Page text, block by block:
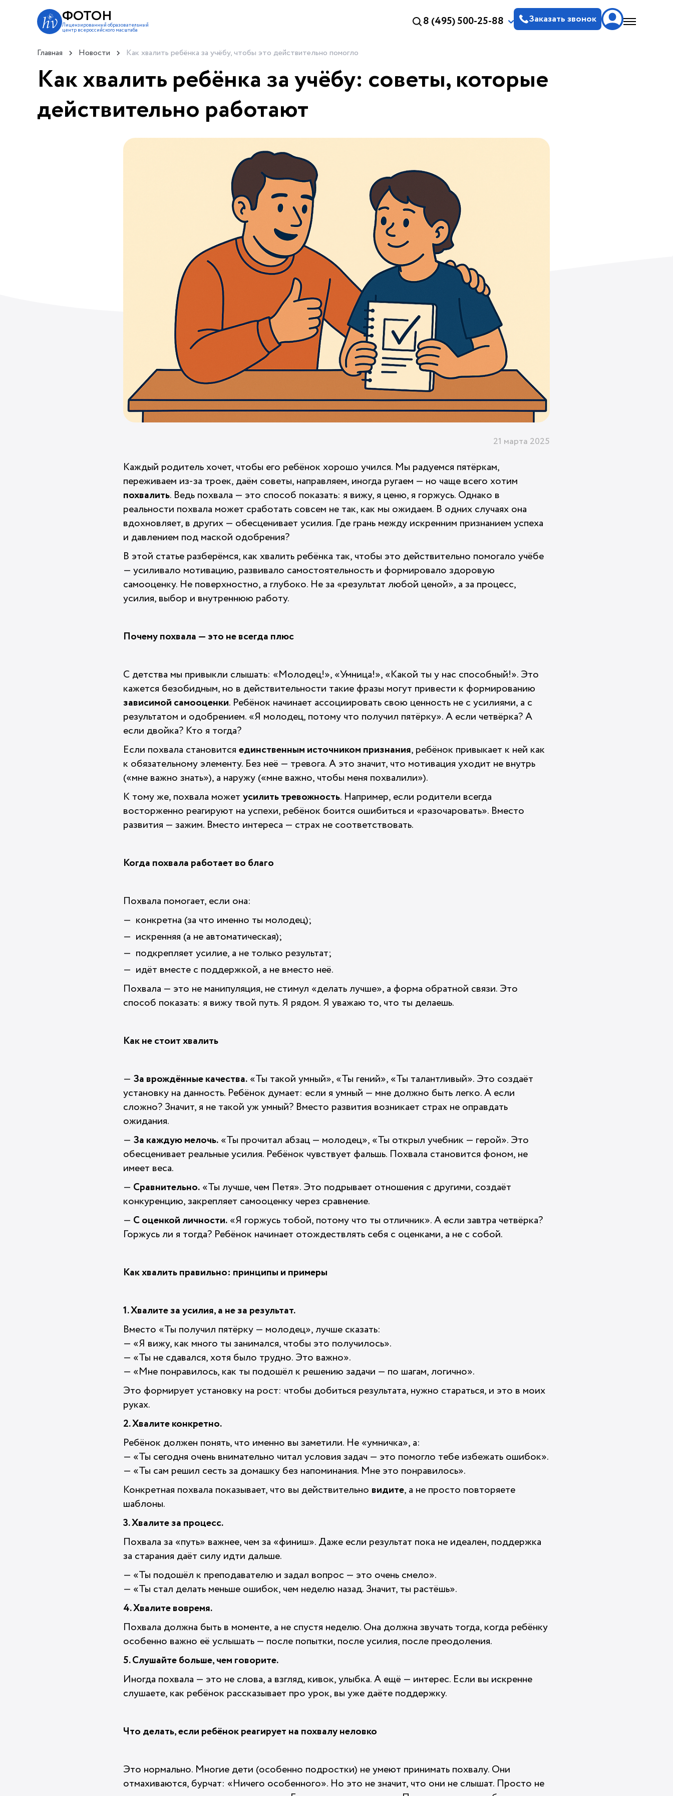
ФОТОН
Лицензированный образовательный
центр всероссийского масштаба
8 (495) 500-25-88 Заказать звонок
Главная Новости Как хвалить ребёнка за учёбу, чтобы это действительно помогло
Как хвалить ребёнка за учёбу: советы, которые
действительно работают
21 марта 2025
Каждый родитель хочет, чтобы его ребёнок хорошо учился. Мы радуемся пятёркам,
переживаем из-за троек, даём советы, направляем, иногда ругаем — но чаще всего хотим
похвалить. Ведь похвала — это способ показать: я вижу, я ценю, я горжусь. Однако в
реальности похвала может сработать совсем не так, как мы ожидаем. В одних случаях она
вдохновляет, в других — обесценивает усилия. Где грань между искренним признанием успеха
и давлением под маской одобрения?
В этой статье разберёмся, как хвалить ребёнка так, чтобы это действительно помогало учёбе
— усиливало мотивацию, развивало самостоятельность и формировало здоровую
самооценку. Не поверхностно, а глубоко. Не за «результат любой ценой», а за процесс,
усилия, выбор и внутреннюю работу.
Почему похвала — это не всегда плюс
С детства мы привыкли слышать: «Молодец!», «Умница!», «Какой ты у нас способный!». Это
кажется безобидным, но в действительности такие фразы могут привести к формированию
зависимой самооценки. Ребёнок начинает ассоциировать свою ценность не с усилиями, а с
результатом и одобрением. «Я молодец, потому что получил пятёрку». А если четвёрка? А
если двойка? Кто я тогда?
Если похвала становится единственным источником признания, ребёнок привыкает к ней как
к обязательному элементу. Без неё — тревога. А это значит, что мотивация уходит не внутрь
(«мне важно знать»), а наружу («мне важно, чтобы меня похвалили»).
К тому же, похвала может усилить тревожность. Например, если родители всегда
восторженно реагируют на успехи, ребёнок боится ошибиться и «разочаровать». Вместо
развития — зажим. Вместо интереса — страх не соответствовать.
Когда похвала работает во благо
Похвала помогает, если она:
конкретна (за что именно ты молодец);
искренняя (а не автоматическая);
подкрепляет усилие, а не только результат;
идёт вместе с поддержкой, а не вместо неё.
Похвала — это не манипуляция, не стимул «делать лучше», а форма обратной связи. Это
способ показать: я вижу твой путь. Я рядом. Я уважаю то, что ты делаешь.
Как не стоит хвалить
— За врождённые качества.«Ты такой умный», «Ты гений», «Ты талантливый». Это создаёт
установку на данность. Ребёнок думает: если я умный — мне должно быть легко. А если
сложно? Значит, я не такой уж умный? Вместо развития возникает страх не оправдать
ожидания.
— За каждую мелочь.«Ты прочитал абзац — молодец», «Ты открыл учебник — герой». Это
обесценивает реальные усилия. Ребёнок чувствует фальшь. Похвала становится фоном, не
имеет веса.
— Сравнительно.«Ты лучше, чем Петя». Это подрывает отношения с другими, создаёт
конкуренцию, закрепляет самооценку через сравнение.
— С оценкой личности.«Я горжусь тобой, потому что ты отличник». А если завтра четвёрка?
Горжусь ли я тогда? Ребёнок начинает отождествлять себя с оценками, а не с собой.
Как хвалить правильно: принципы и примеры
1. Хвалите за усилия, а не за результат.
Вместо «Ты получил пятёрку — молодец», лучше сказать:
— «Я вижу, как много ты занимался, чтобы это получилось».
— «Ты не сдавался, хотя было трудно. Это важно».
— «Мне понравилось, как ты подошёл к решению задачи — по шагам, логично».
Это формирует установку на рост: чтобы добиться результата, нужно стараться, и это в моих
руках.
2. Хвалите конкретно.
Ребёнок должен понять, что именно вы заметили. Не «умничка», а:
— «Ты сегодня очень внимательно читал условия задач — это помогло тебе избежать ошибок».
— «Ты сам решил сесть за домашку без напоминания. Мне это понравилось».
Конкретная похвала показывает, что вы действительно видите, а не просто повторяете
шаблоны.
3. Хвалите за процесс.
Похвала за «путь» важнее, чем за «финиш». Даже если результат пока не идеален, поддержка
за старания даёт силу идти дальше.
— «Ты подошёл к преподавателю и задал вопрос — это очень смело».
— «Ты стал делать меньше ошибок, чем неделю назад. Значит, ты растёшь».
4. Хвалите вовремя.
Похвала должна быть в моменте, а не спустя неделю. Она должна звучать тогда, когда ребёнку
особенно важно её услышать — после попытки, после усилия, после преодоления.
5. Слушайте больше, чем говорите.
Иногда похвала — это не слова, а взгляд, кивок, улыбка. А ещё — интерес. Если вы искренне
слушаете, как ребёнок рассказывает про урок, вы уже даёте поддержку.
Что делать, если ребёнок реагирует на похвалу неловко
Это нормально. Многие дети (особенно подростки) не умеют принимать похвалу. Они
отмахиваются, бурчат: «Ничего особенного». Но это не значит, что они не слышат. Просто не